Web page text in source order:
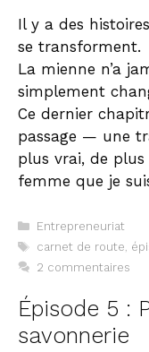
Il y a des
se transforment.
La mienne n’a
simplement
Ce dernier
passage — une
plus vrai, de
femme que je
Catégories
Entrepreneuriat
Étiquettes
carnet de route
2 commentaires
Épisode 5 :
savonnerie